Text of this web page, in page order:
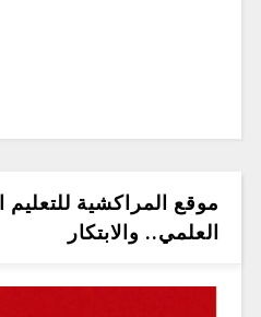
موقع المراكشية للتعليم
العلمي.. والابتكار